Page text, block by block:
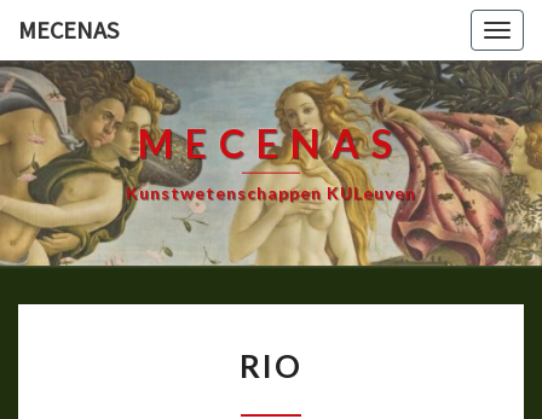
de
content
MECENAS
MECENAS
Kunstwetenschappen KULeuven
RIO